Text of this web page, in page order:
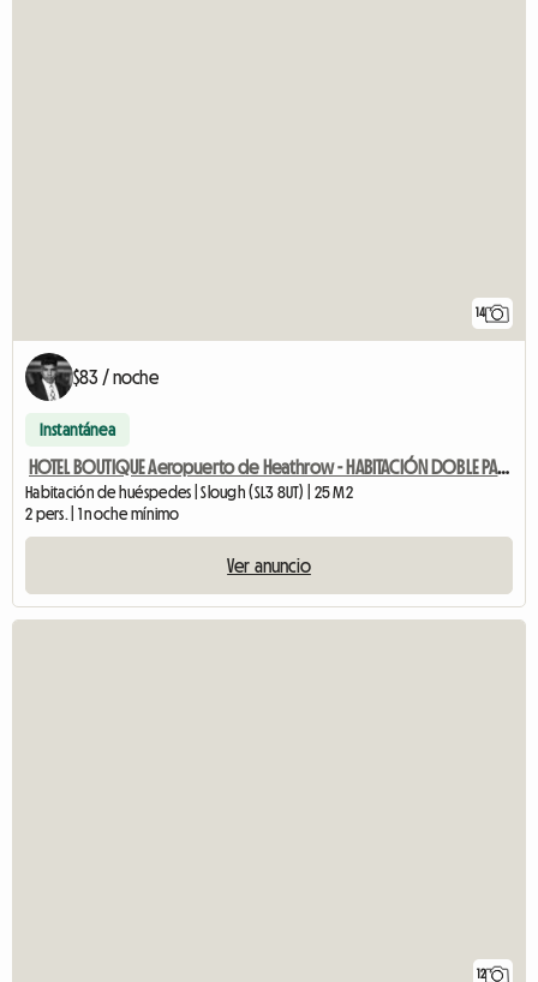
14
$83 / noche
Instantánea
HOTEL BOUTIQUE Aeropuerto de Heathrow - HABITACIÓN DOBLE PARKING GRATUITO
Habitación de huéspedes | Slough (SL3 8UT) | 25 M2
2 pers. | 1 noche mínimo
Ver anuncio
12